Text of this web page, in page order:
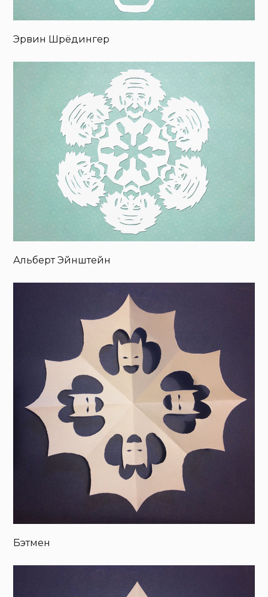
Эрвин Шрёдингер
Альберт Эйнштейн
Бэтмен